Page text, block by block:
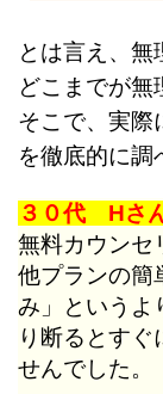
とは言え、無
どこまでが無
そこで、実際
を徹底的に調
３０代 Hさ
無料カウンセ
他プランの簡
み」というよ
り断るとすぐ
せんでした。